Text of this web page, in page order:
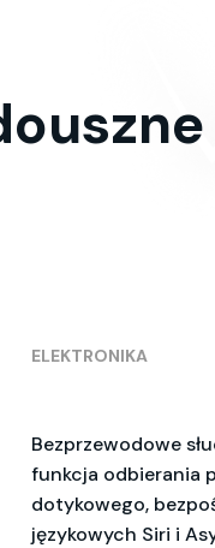
ELEKTRONIKA
Bezprzewodowe
funkcja odbierania
dotykowego,
językowych Siri i